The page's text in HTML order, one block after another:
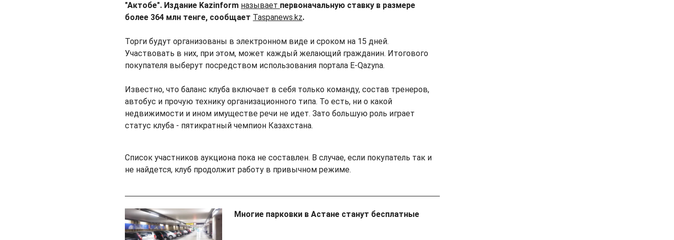
"Актобе". Издание Kazinform называет первоначальную ставку в размере
более 364 млн тенге, сообщает Taspanews.kz.
Торги будут организованы в электронном виде и сроком на 15 дней.
Участвовать в них, при этом, может каждый желающий гражданин. Итогового
покупателя выберут посредством использования портала E-Qazyna.
Известно, что баланс клуба включает в себя только команду, состав тренеров,
автобус и прочую технику организационного типа. То есть, ни о какой
недвижимости и ином имуществе речи не идет. Зато большую роль играет
статус клуба - пятикратный чемпион Казахстана.
Список участников аукциона пока не составлен. В случае, если покупатель так и
не найдется, клуб продолжит работу в привычном режиме.
Многие парковки в Астане станут бесплатные